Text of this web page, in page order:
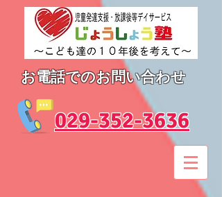
お電話でのお問い合わせ
​029-352-3636